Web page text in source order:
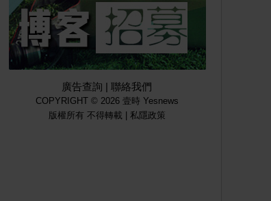
廣告查詢 | 聯絡我們
COPYRIGHT © 2026 壹時 Yesnews
版權所有 不得轉載 | 私隱政策